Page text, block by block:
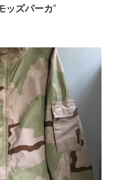
ッズパーカ”